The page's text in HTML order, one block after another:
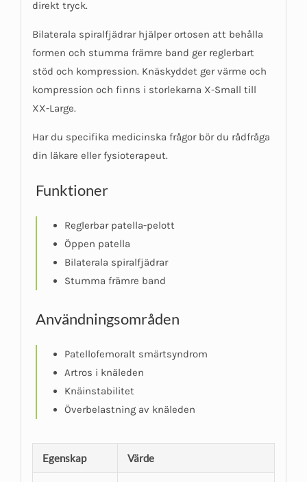
direkt tryck.
Bilaterala spiralfjädrar hjälper ortosen att behålla
formen och stumma främre band ger reglerbart
stöd och kompression. Knäskyddet ger värme och
kompression och finns i storlekarna X-Small till
XX-Large.
Har du specifika medicinska frågor bör du rådfråga
din läkare eller fysioterapeut.
Funktioner
Reglerbar patella-pelott
Öppen patella
Bilaterala spiralfjädrar
Stumma främre band
Användningsområden
Patellofemoralt smärtsyndrom
Artros i knäleden
Knäinstabilitet
Överbelastning av knäleden
Egenskap Värde